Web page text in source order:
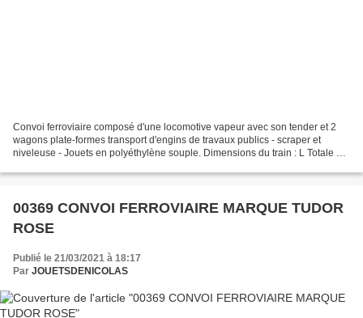
Convoi ferroviaire composé d'une locomotive vapeur avec son tender et 2
wagons plate-formes transport d'engins de travaux publics - scraper et
niveleuse - Jouets en polyéthylène souple. Dimensions du train : L Totale =
00369 CONVOI FERROVIAIRE MARQUE TUDOR
ROSE
Publié le 21/03/2021 à 18:17
Par JOUETSDENICOLAS